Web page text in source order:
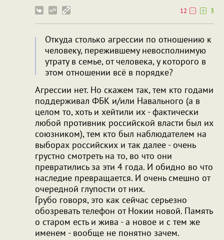
12
3
Откуда столько агрессии по отношению к
человеку, пережившему невосполнимую
утрату в семье, от человека, у которого в
этом отношении всё в порядке?
Агрессии нет. Но скажем так, тем кто годами
поддерживал ФБК и/или Навального (а в
целом то, хоть и хейтили их - фактически
любой противник российской власти был их
союзником), тем кто был наблюдателем на
выборах российских и так далее - очень
грустно смотреть на то, во что они
превратились за эти 4 года. И обидно во что
наследие превращается. И очень смешно от
очередной глупости от них.
Грубо говоря, это как сейчас серьезно
обозревать телефон от Нокии новой. Память
о старом есть и жива - а новое и с тем же
именем - вообще не понятно зачем.